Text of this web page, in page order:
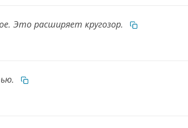
Это расширяет кругозор.